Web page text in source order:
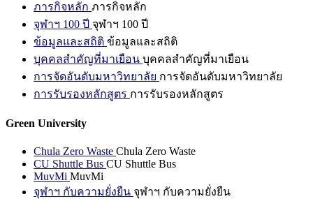
ภารกิจหลัก ภารกิจหลัก
จุฬาฯ 100 ปี จุฬาฯ 100 ปี
ข้อมูลและสถิติ ข้อมูลและสถิติ
บุคคลสำคัญที่มาเยือน บุคคลสำคัญที่มาเยือน
การจัดอันดับมหาวิทยาลัย การจัดอันดับมหาวิทยาลัย
การรับรองหลักสูตร การรับรองหลักสูตร
Green University
Chula Zero Waste Chula Zero Waste
CU Shuttle Bus CU Shuttle Bus
MuvMi MuvMi
จุฬาฯ กับความยั่งยืน จุฬาฯ กับความยั่งยืน